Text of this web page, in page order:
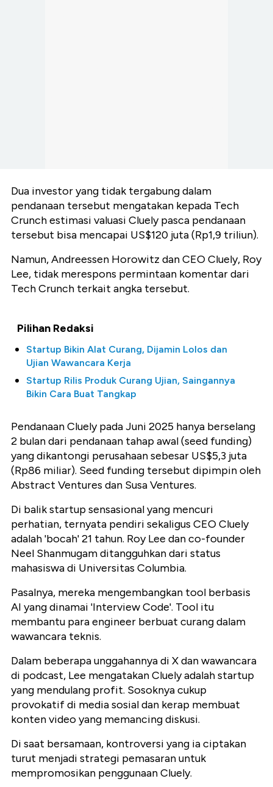
Dua investor yang tidak tergabung dalam
pendanaan tersebut mengatakan kepada Tech
Crunch estimasi valuasi Cluely pasca pendanaan
tersebut bisa mencapai US$120 juta (Rp1,9 triliun).
Namun, Andreessen Horowitz dan CEO Cluely, Roy
Lee, tidak merespons permintaan komentar dari
Tech Crunch terkait angka tersebut.
Pilihan Redaksi
Startup Bikin Alat Curang, Dijamin Lolos dan
Ujian Wawancara Kerja
Startup Rilis Produk Curang Ujian, Saingannya
Bikin Cara Buat Tangkap
Pendanaan Cluely pada Juni 2025 hanya berselang
2 bulan dari pendanaan tahap awal (seed funding)
yang dikantongi perusahaan sebesar US$5,3 juta
(Rp86 miliar). Seed funding tersebut dipimpin oleh
Abstract Ventures dan Susa Ventures.
Di balik startup sensasional yang mencuri
perhatian, ternyata pendiri sekaligus CEO Cluely
adalah 'bocah' 21 tahun. Roy Lee dan co-founder
Neel Shanmugam ditangguhkan dari status
mahasiswa di Universitas Columbia.
Pasalnya, mereka mengembangkan tool berbasis
AI yang dinamai 'Interview Code'. Tool itu
membantu para engineer berbuat curang dalam
wawancara teknis.
Dalam beberapa unggahannya di X dan wawancara
di podcast, Lee mengatakan Cluely adalah startup
yang mendulang profit. Sosoknya cukup
provokatif di media sosial dan kerap membuat
konten video yang memancing diskusi.
Di saat bersamaan, kontroversi yang ia ciptakan
turut menjadi strategi pemasaran untuk
mempromosikan penggunaan Cluely.